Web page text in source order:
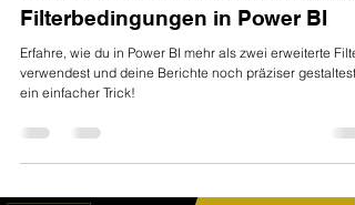
Filterbedingungen in Power BI
Erfahre, wie du in Power BI mehr als zwei erweiterte Filter
verwendest und deine Berichte noch präziser gestaltest
ein einfacher Trick!